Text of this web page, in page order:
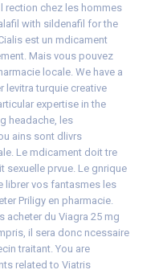
rection chez les hommes
with sildenafil for the
est un mdicament
Mais vous pouvez
locale. We have a
levitra turquie creative
expertise in the
headache, les
ains sont dlivrs
Le mdicament doit tre
sexuelle prvue. Le gnrique
librer vos fantasmes les
Priligy en pharmacie.
acheter du Viagra 25 mg
il sera donc ncessaire
traitant. You are
related to Viatris